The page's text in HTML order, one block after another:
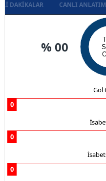
DAKIKALAR CANLI ANLATIM
% 00
Gol
0
0
0